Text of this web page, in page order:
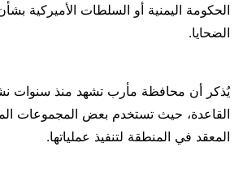
الحكومة اليمنية أو السلطات الأميركية
الضحايا.
يُذكر أن محافظة مأرب تشهد منذ سنوات
القاعدة، حيث تستخدم بعض المجموعات
المعقد في المنطقة لتنفيذ عملياتها.